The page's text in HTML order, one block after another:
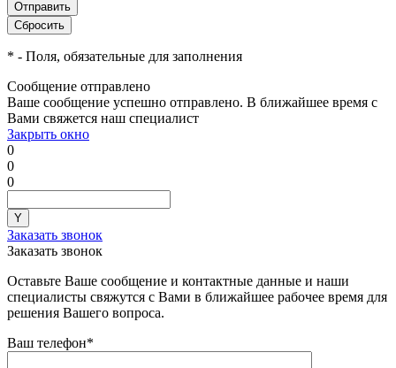
* - Поля, обязательные для заполнения
Сообщение отправлено
Ваше сообщение успешно отправлено. В ближайшее время с
Вами свяжется наш специалист
Закрыть окно
0
0
0
Заказать звонок
Заказать звонок
Оставьте Ваше сообщение и контактные данные и наши
специалисты свяжутся с Вами в ближайшее рабочее время для
решения Вашего вопроса.
Ваш телефон*